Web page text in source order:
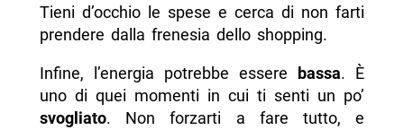
Tieni d’occhio le spese e cerca di non farti
prendere dalla frenesia dello shopping.
Infine, l’energia potrebbe essere bassa. È
uno di quei momenti in cui ti senti un po’
svogliato. Non forzarti a fare tutto, e